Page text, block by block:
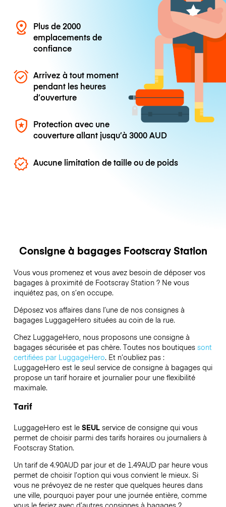
Plus de 2000
emplacements de
confiance
Arrivez à tout moment
pendant les heures
d’ouverture
Protection avec une
couverture allant jusqu’à3000 AUD
Aucune limitation de taille ou de poids
Consigne à bagages Footscray Station
Vous vous promenez et vous avez besoin de déposer vos
bagages à proximité de Footscray Station ? Ne vous
inquiétez pas, on s’en occupe.
Déposez vos affaires dans l’une de nos consignes à
bagages LuggageHero situées au coin de la rue.
Chez LuggageHero, nous proposons une consigne à
bagages sécurisée et pas chère. Toutes nos boutiques sont
certifiées par LuggageHero. Et n’oubliez pas :
LuggageHero est le seul service de consigne à bagages qui
propose un tarif horaire et journalier pour une flexibilité
maximale.
Tarif
LuggageHero est le SEULservice de consigne qui vous
permet de choisir parmi des tarifs horaires ou journaliers à
Footscray Station.
Un tarif de 4.90AUD par jour et de 1.49AUD par heure vous
permet de choisir l’option qui vous convient le mieux. Si
vous ne prévoyez de ne rester que quelques heures dans
une ville, pourquoi payer pour une journée entière, comme
vous le feriez avec d’autres consignes à bagages ?